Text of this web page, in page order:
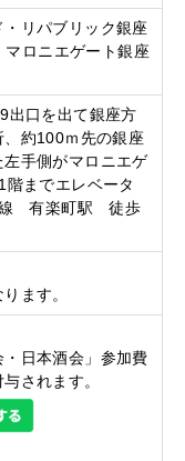
リパブリック銀座
ロニエゲート銀座
口を出て銀座方
約100ｍ先の銀座
手側がマロニエゲ
階までエレベータ
線 有楽町駅 徒歩
ます。
日本酒会」参加費
されます。